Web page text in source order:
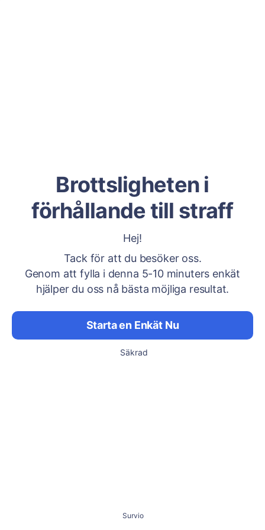
Brottsligheten i
förhållande till straff
Hej!
Tack för att du besöker oss.
Genom att fylla i denna 5-10 minuters enkät
hjälper du oss nå bästa möjliga resultat.
Starta en Enkät Nu
Säkrad
Survio